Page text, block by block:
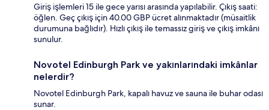
Giriş işlemleri 15 ile gece yarısı arasında yapılabilir. Çıkış saati:
öğlen. Geç çıkış için 40.00 GBP ücret alınmaktadır (müsaitlik
durumuna bağlıdır). Hızlı çıkış ile temassız giriş ve çıkış imkânı
sunulur.
Novotel Edinburgh Park ve yakınlarındaki imkânlar
nelerdir?
Novotel Edinburgh Park, kapalı havuz ve sauna ile buhar odası
sunar.